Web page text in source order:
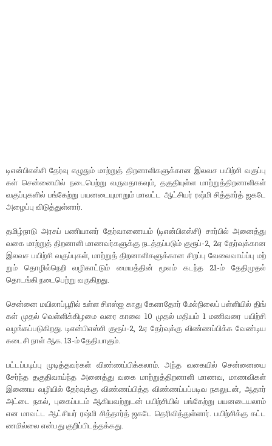
டிஎன்​பிஎஸ்சி தேர்வு எழுதும் மாற்​றுத் திற​னாளி​களுக்​கான இலவச பயிற்சி வகுப்​பு​
கள் சென்​னை​யில் நடை​பெற்று வருவ​தாக​வும், தகு​தி​யுள்ள மாற்​றுத்திற​னாளி​கள்
வகுப்​பு​களில் பங்​கேற்று பயனடை​யு​மாறும் மாவட்ட ஆட்​சி​யர் ரஷ்மி சித்​தார்த் ஜகடே
அழைப்பு விடுத்​துள்​ளார்.
தமிழ்​நாடு அரசுப் பணி​யாளர் தேர்​வாணை​யம் (டிஎன்​பிஎஸ்​சி) சார்​பில் அனைத்து
வகை மாற்​றுத் திற​னாளி மாணவர்​களுக்கு நடத்தப்​படும் குரூப்​-2, 2ஏ தேர்​வுக்​கான
இலவச பயிற்சி வகுப்​பு​கள், மாற்​றுத் திற​னாளி​களுக்​கான சிறப்பு வேலை​வாய்ப்பு மற்​
றும் தொழில்​நெறி வழி​காட்​டும் மையத்​தின் மூலம் கடந்த 21-ம் தேதி​முதல்
தொடங்கி நடை​பெற்று வரு​கிறது.
சென்னை மயி​லாப்​பூரில் உள்ள சிஎஸ்ஐ காது கேளாதோர் மேல்​நிலைப் பள்​ளி​யில் திங்​
கள் முதல் வெள்​ளிக்​கிழமை வரை காலை 10 முதல் மதி​யம் 1 மணிவரை பயிற்சி
வழங்​கப்​படு​கிறது. டிஎன்​பிஎஸ்சி குரூப்​-2, 2ஏ தேர்​வுக்கு விண்​ணப்​பிக்க வேண்​டிய
கடைசி நாள் ஆக. 13-ம் தேதி​யாகும்.
பட்​டப்​படிப்பு முடித்​தவர்​கள் விண்​ணப்​பிக்​கலாம். அந்த வகை​யில் சென்​னையை
சேர்ந்த தகு​தி​வாய்ந்த அனைத்து வகை மாற்றுத்திற​னாளி மாணவ, மாணவி​கள்
இணைய வழி​யில் தேர்​வுக்கு விண்​ணப்​பித்த விண்​ணப்​பப்​படிவ நகலுடன், ஆதார்
அட்டை நகல், புகைப்​படம் ஆகிய​வற்​றுடன் பயிற்​சி​யில் பங்​கேற்று பயனடைய​லாம்
என மாவட்ட ஆட்​சி​யர் ரஷ்மி சித்​தார்த் ஜகடே தெரி​வித்​துள்​ளார். பயிற்​சிக்கு கட்​ட​
ணமில்​லை என்​பது குறிப்​பிடத்​தக்​கது.